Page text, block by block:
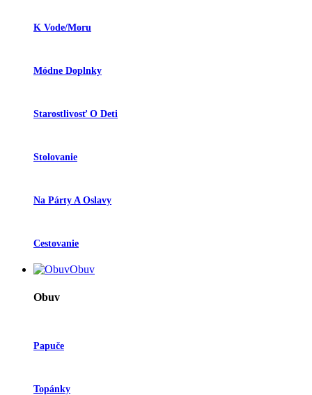
K Vode/moru
Módne Doplnky
Starostlivosť O Deti
Stolovanie
Na Párty A Oslavy
Cestovanie
Obuv
Obuv
Papuče
Topánky